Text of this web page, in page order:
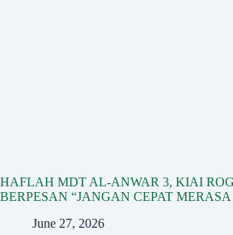
HAFLAH MDT AL-ANWAR 3, KIAI
BERPESAN “JANGAN CEPAT MERASA
June 27, 2026